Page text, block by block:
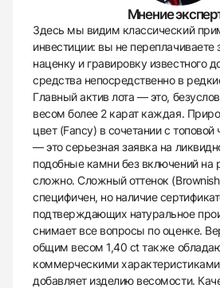
Мнение
Здесь мы видим классический
инвестиции: вы не переплачиваете
наценку и гравировку известного
средства непосредственно в
Главный актив лота — это,
весом более 2 карат каждая.
цвет (Fancy) в сочетании с топовой
— это серьезная заявка на
подобные камни без включений на
сложно. Сложный оттенок (Brownish
специфичен, но наличие
подтверждающих натуральное
снимает все вопросы по оценке.
общим весом 1,40 ct также
коммерческими характеристиками
добавляет изделию весомости.